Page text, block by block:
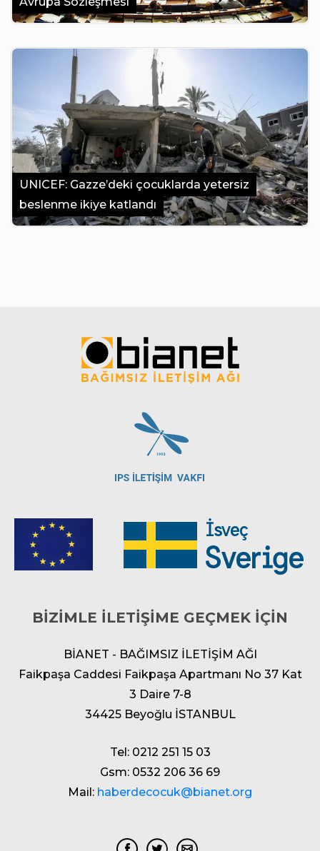
UNICEF: Gazze’deki çocuklarda yetersiz
beslenme ikiye katlandı
BİZİMLE İLETİŞİME GEÇMEK İÇİN
BİANET - BAĞIMSIZ İLETİŞİM AĞI
Faikpaşa Caddesi Faikpaşa Apartmanı No 37 Kat
3 Daire 7-8
34425 Beyoğlu İSTANBUL
Tel: 0212 251 15 03
Gsm: 0532 206 36 69
Mail: haberdecocuk@bianet.org